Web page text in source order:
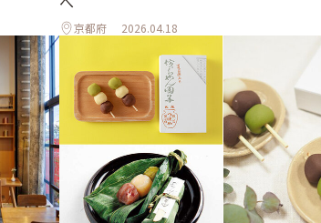
京都府 2026.04.18